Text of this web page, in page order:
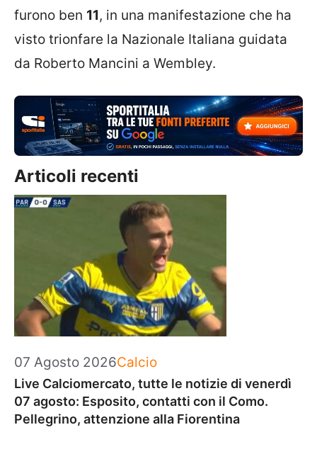
furono ben 11, in una manifestazione che ha
visto trionfare la Nazionale Italiana guidata
da Roberto Mancini a Wembley.
Articoli recenti
07 Agosto 2026Categorie
Calcio
Live Calciomercato, tutte le notizie di venerdì
07 agosto: Esposito, contatti con il Como.
Pellegrino, attenzione alla Fiorentina